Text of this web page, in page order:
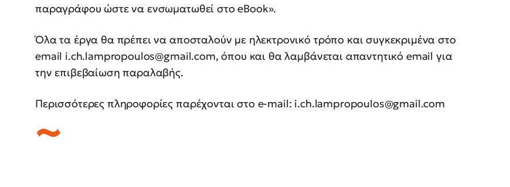
παραγράφου ώστε να ενσωματωθεί στο eBook».
Όλα τα έργα θα πρέπει να αποσταλούν με ηλεκτρονικό τρόπο και συγκεκριμένα στο
email i.ch.lampropoulos@gmail.com, όπου και θα λαμβάνεται απαντητικό email για
την επιβεβαίωση παραλαβής.
Περισσότερες πληροφορίες παρέχονται στο e-mail: i.ch.lampropoulos@gmail.com